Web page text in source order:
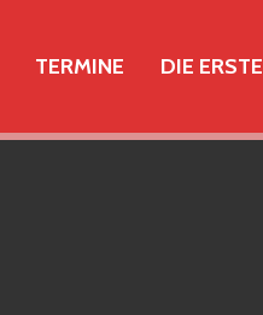
TERMINE DIE ERSTE